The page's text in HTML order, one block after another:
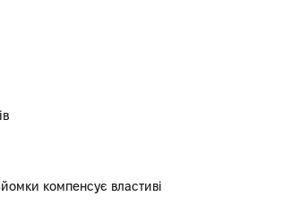
компенсує властиві